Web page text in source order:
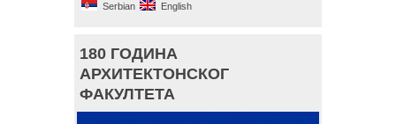
Serbian English
180 ГОДИНА
АРХИТЕКТОНСКОГ
ФАКУЛТЕТА